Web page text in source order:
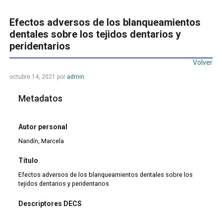
Efectos adversos de los blanqueamientos
dentales sobre los tejidos dentarios y
peridentarios
Volver
octubre 14, 2021 por admin
Metadatos
Autor personal
Nandín, Marcela
Título
Efectos adversos de los blanqueamientos dentales sobre los
tejidos dentarios y peridentarios
Descriptores DECS